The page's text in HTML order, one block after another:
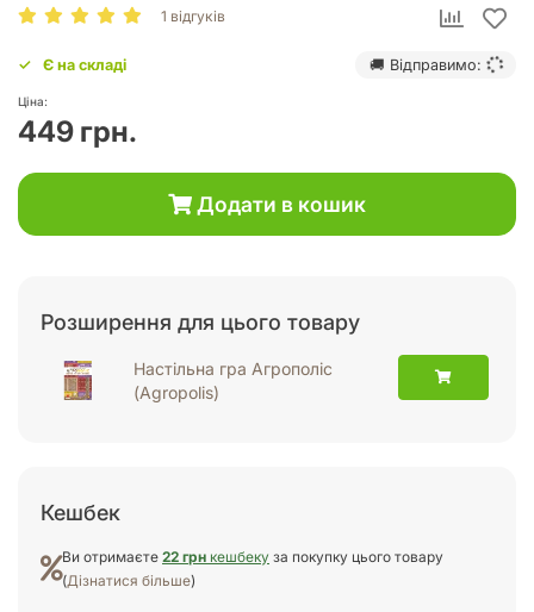
1 відгуків
Є на складі 🚚 Відправимо:
Ціна:
449 грн.
Додати в кошик
Розширення для цього товару
Настільна гра Агрополіс
(Agropolis)
Кешбек
Ви отримаєте 22 грн кешбеку за покупку цього товару
(Дізнатися більше)